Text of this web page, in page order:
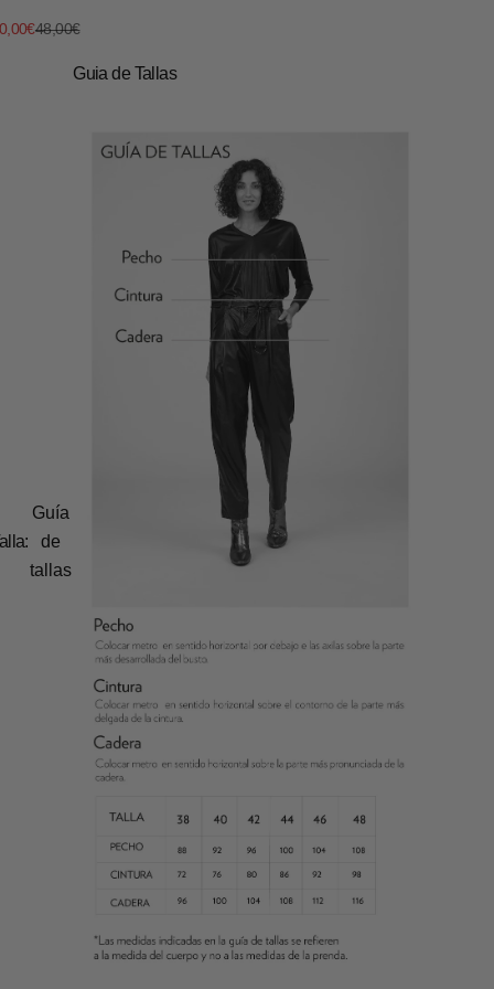
de oferta
Precio normal
48,00€
Guía
de
tallas
Guia de Tallas